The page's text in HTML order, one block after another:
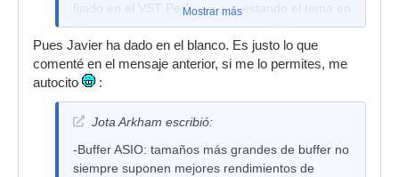
fijado en el VST Performance estando el tema en
Stop y consume menos recursos a 20 ms que a
100ms, es poca la diferencia pero ahí está.
Mostrar más
Pues Javier ha dado en el blanco. Es justo lo que
comenté en el mensaje anterior, si me lo permites, me
autocito
:
Jota Arkham escribió:
-Buffer ASIO: tamaños más grandes de buffer no
siempre suponen mejores rendimientos de